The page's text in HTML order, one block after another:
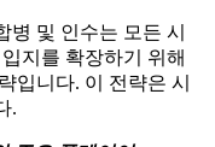
병 및 인수는 모든 시
지를 확장하기 위해
입니다. 이 전략은 시
.